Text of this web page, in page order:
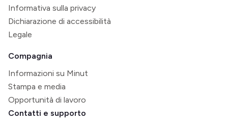
Informativa sulla privacy
Dichiarazione di accessibilità
Legale
Compagnia
Informazioni su Minut
Stampa e media
Opportunità di lavoro
Contatti e supporto